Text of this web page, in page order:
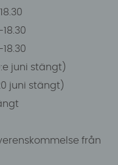
juni stängt)
juni stängt)
från